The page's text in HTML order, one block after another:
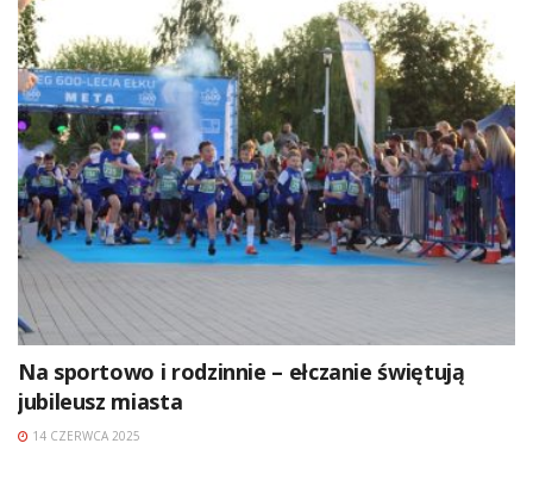
Na sportowo i rodzinnie – ełczanie świętują
jubileusz miasta
14 CZERWCA 2025